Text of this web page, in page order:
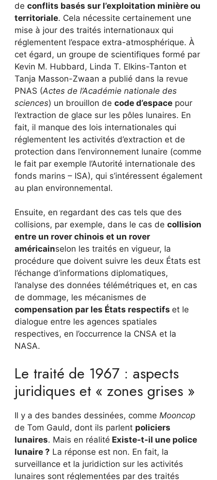
de conflits basés sur l’exploitation minière ou
territoriale. Cela nécessite certainement une
mise à jour des traités internationaux qui
réglementent l’espace extra-atmosphérique. À
cet égard, un groupe de scientifiques formé par
Kevin M. Hubbard, Linda T. Elkins-Tanton et
Tanja Masson-Zwaan a publié dans la revue
PNAS (Actes de l’Académie nationale des
sciences) un brouillon de code d’espace pour
l’extraction de glace sur les pôles lunaires. En
fait, il manque des lois internationales qui
réglementent les activités d’extraction et de
protection dans l’environnement lunaire (comme
le fait par exemple l’Autorité internationale des
fonds marins – ISA), qui s’intéressent également
au plan environnemental.
Ensuite, en regardant des cas tels que des
collisions, par exemple, dans le cas de collision
entre un rover chinois et un rover
américainselon les traités en vigueur, la
procédure que doivent suivre les deux États est
l’échange d’informations diplomatiques,
l’analyse des données télémétriques et, en cas
de dommage, les mécanismes de
compensation par les États respectifs et le
dialogue entre les agences spatiales
respectives, en l’occurrence la CNSA et la
NASA.
Le traité de 1967 : aspects
juridiques et « zones grises »
Il y a des bandes dessinées, comme Mooncop
de Tom Gauld, dont ils parlent policiers
lunaires. Mais en réalité Existe-t-il une police
lunaire ? La réponse est non. En fait, la
surveillance et la juridiction sur les activités
lunaires sont réglementées par des traités